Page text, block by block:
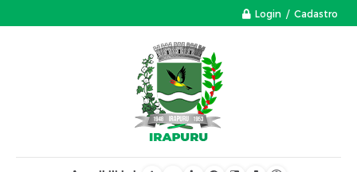
Login / Cadastro